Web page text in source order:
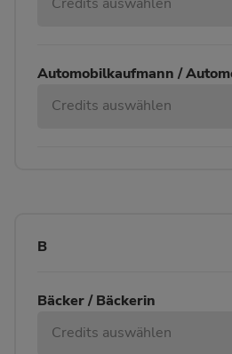
Automobilkaufmann /
Credits auswählen
B
Bäcker / Bäckerin
Credits auswählen